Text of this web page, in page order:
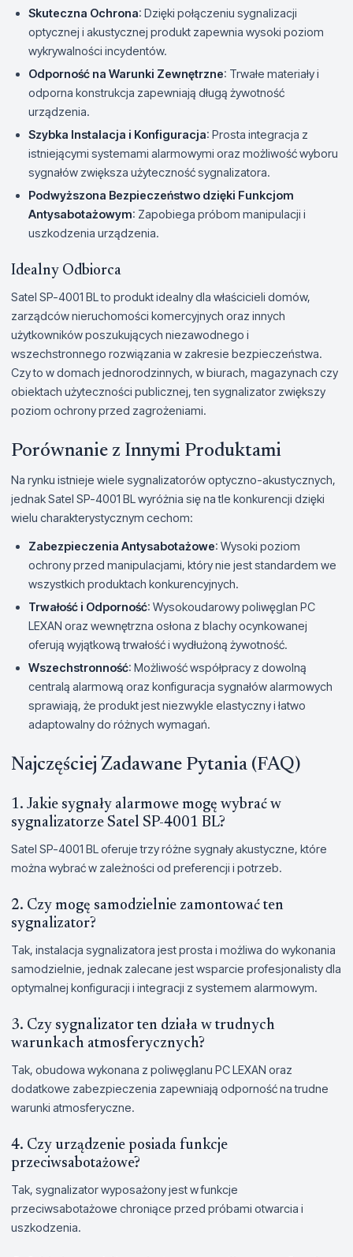
Skuteczna Ochrona: Dzięki połączeniu sygnalizacji
optycznej i akustycznej produkt zapewnia wysoki poziom
wykrywalności incydentów.
Odporność na Warunki Zewnętrzne: Trwałe materiały i
odporna konstrukcja zapewniają długą żywotność
urządzenia.
Szybka Instalacja i Konfiguracja: Prosta integracja z
istniejącymi systemami alarmowymi oraz możliwość wyboru
sygnałów zwiększa użyteczność sygnalizatora.
Podwyższona Bezpieczeństwo dzięki Funkcjom
Antysabotażowym: Zapobiega próbom manipulacji i
uszkodzenia urządzenia.
Idealny Odbiorca
Satel SP-4001 BL to produkt idealny dla właścicieli domów,
zarządców nieruchomości komercyjnych oraz innych
użytkowników poszukujących niezawodnego i
wszechstronnego rozwiązania w zakresie bezpieczeństwa.
Czy to w domach jednorodzinnych, w biurach, magazynach czy
obiektach użyteczności publicznej, ten sygnalizator zwiększy
poziom ochrony przed zagrożeniami.
Porównanie z Innymi Produktami
Na rynku istnieje wiele sygnalizatorów optyczno-akustycznych,
jednak Satel SP-4001 BL wyróżnia się na tle konkurencji dzięki
wielu charakterystycznym cechom:
Zabezpieczenia Antysabotażowe: Wysoki poziom
ochrony przed manipulacjami, który nie jest standardem we
wszystkich produktach konkurencyjnych.
Trwałość i Odporność: Wysokoudarowy poliwęglan PC
LEXAN oraz wewnętrzna osłona z blachy ocynkowanej
oferują wyjątkową trwałość i wydłużoną żywotność.
Wszechstronność: Możliwość współpracy z dowolną
centralą alarmową oraz konfiguracja sygnałów alarmowych
sprawiają, że produkt jest niezwykle elastyczny i łatwo
adaptowalny do różnych wymagań.
Najczęściej Zadawane Pytania (FAQ)
1. Jakie sygnały alarmowe mogę wybrać w
sygnalizatorze Satel SP-4001 BL?
Satel SP-4001 BL oferuje trzy różne sygnały akustyczne, które
można wybrać w zależności od preferencji i potrzeb.
2. Czy mogę samodzielnie zamontować ten
sygnalizator?
Tak, instalacja sygnalizatora jest prosta i możliwa do wykonania
samodzielnie, jednak zalecane jest wsparcie profesjonalisty dla
optymalnej konfiguracji i integracji z systemem alarmowym.
3. Czy sygnalizator ten działa w trudnych
warunkach atmosferycznych?
Tak, obudowa wykonana z poliwęglanu PC LEXAN oraz
dodatkowe zabezpieczenia zapewniają odporność na trudne
warunki atmosferyczne.
4. Czy urządzenie posiada funkcje
przeciwsabotażowe?
Tak, sygnalizator wyposażony jest w funkcje
przeciwsabotażowe chroniące przed próbami otwarcia i
uszkodzenia.